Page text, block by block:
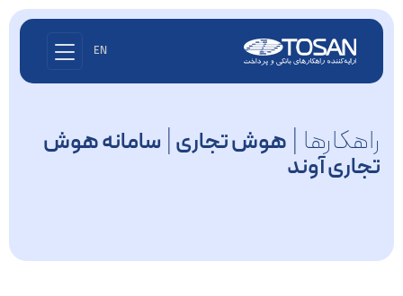
EN
راهکارها | هوش تجاری| سامانه هوش
تجاری آوند